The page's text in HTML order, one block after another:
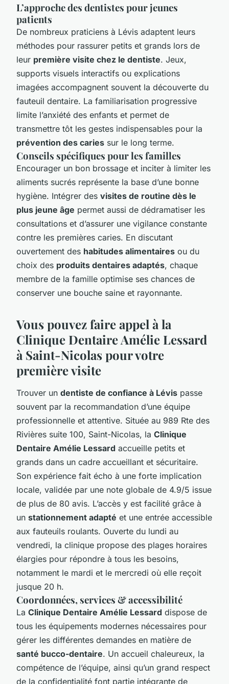
L’approche des dentistes pour jeunes
patients
De nombreux praticiens à Lévis adaptent leurs
méthodes pour rassurer petits et grands lors de
leur première visite chez le dentiste. Jeux,
supports visuels interactifs ou explications
imagées accompagnent souvent la découverte du
fauteuil dentaire. La familiarisation progressive
limite l’anxiété des enfants et permet de
transmettre tôt les gestes indispensables pour la
prévention des caries sur le long terme.
Conseils spécifiques pour les familles
Encourager un bon brossage et inciter à limiter les
aliments sucrés représente la base d’une bonne
hygiène. Intégrer des visites de routine dès le
plus jeune âge permet aussi de dédramatiser les
consultations et d’assurer une vigilance constante
contre les premières caries. En discutant
ouvertement des habitudes alimentaires ou du
choix des produits dentaires adaptés, chaque
membre de la famille optimise ses chances de
conserver une bouche saine et rayonnante.
Vous pouvez faire appel à la
Clinique Dentaire Amélie Lessard
à Saint-Nicolas pour votre
première visite
Trouver un dentiste de confiance à Lévis passe
souvent par la recommandation d’une équipe
professionnelle et attentive. Située au 989 Rte des
Rivières suite 100, Saint-Nicolas, la Clinique
Dentaire Amélie Lessard accueille petits et
grands dans un cadre accueillant et sécuritaire.
Son expérience fait écho à une forte implication
locale, validée par une note globale de 4.9/5 issue
de plus de 80 avis. L’accès y est facilité grâce à
un stationnement adapté et une entrée accessible
aux fauteuils roulants. Ouverte du lundi au
vendredi, la clinique propose des plages horaires
élargies pour répondre à tous les besoins,
notamment le mardi et le mercredi où elle reçoit
jusque 20 h.
Coordonnées, services & accessibilité
La Clinique Dentaire Amélie Lessard dispose de
tous les équipements modernes nécessaires pour
gérer les différentes demandes en matière de
santé bucco-dentaire. Un accueil chaleureux, la
compétence de l’équipe, ainsi qu’un grand respect
de la confidentialité font partie intégrante de